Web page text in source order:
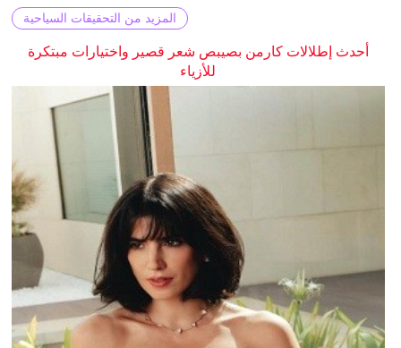
المزيد من التحقيقات السياحية
أحدث إطلالات كارمن بصيبص شعر قصير واختيارات مبتكرة
للأزياء